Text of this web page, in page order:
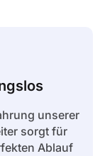
unserer
sorgt für
Ablauf